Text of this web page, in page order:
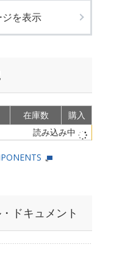
を表示
在庫数
購入
読み込み中
ドキュメント